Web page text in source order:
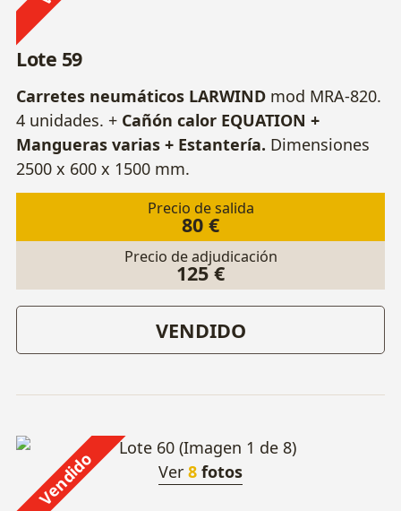
Lote 59
Carretes neumáticos LARWIND mod MRA-820.
4 unidades. + Cañón calor EQUATION +
Mangueras varias + Estantería. Dimensiones
2500 x 600 x 1500 mm.
Precio de salida
80 €
Precio de adjudicación
125 €
VENDIDO
Vendido Ver 8 fotos